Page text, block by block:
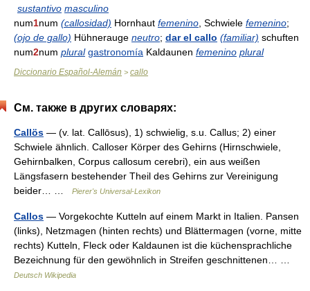
sustantivo masculino
num1num (callosidad) Hornhaut femenino , Schwiele femenino;
(ojo de gallo) Hühnerauge neutro; dar el callo (familiar) schuften
num2num plural gastronomía Kaldaunen femenino plural
Diccionario Español-Alemán > callo
См. также в других словарях:
Callös — (v. lat. Callōsus), 1) schwielig, s.u. Callus; 2) einer
Schwiele ähnlich. Calloser Körper des Gehirns (Hirnschwiele,
Gehirnbalken, Corpus callosum cerebri), ein aus weißen
Längsfasern bestehender Theil des Gehirns zur Vereinigung
beider… …
Pierer's Universal-Lexikon
Callos — Vorgekochte Kutteln auf einem Markt in Italien. Pansen
(links), Netzmagen (hinten rechts) und Blättermagen (vorne, mitte
rechts) Kutteln, Fleck oder Kaldaunen ist die küchensprachliche
Bezeichnung für den gewöhnlich in Streifen geschnittenen… …
Deutsch Wikipedia